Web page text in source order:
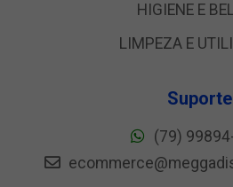
HIGIENE E
LIMPEZA E
Suporte
(79)